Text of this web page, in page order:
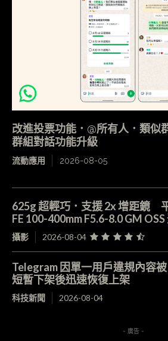
改進投票功能．@所有人．類
群組對話功能升級
流動應用 2026-08-05
625g 超輕巧．支援 2x 增距鏡
FE 100-400mm F5.6-8.0 GM OSS
攝影 2026-08-04
Telegram 因單一用戶違規內容
短暫下架後迅速恢復上架
科技新聞 2026-08-04
- 廣告 -